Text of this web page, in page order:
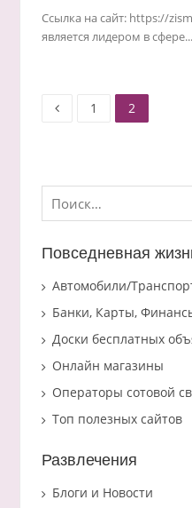
Ссылка на сайт: https://
является лидером в сфере...
Пагинация
Старница
1 Старница
2
Найти:
Повседневная
Автомобили/
Банки, Карты,
Доски бесплатных
Онлайн магазины
Операторы сотовой
Топ полезных сайтов
Развлечения
Блоги и Новости